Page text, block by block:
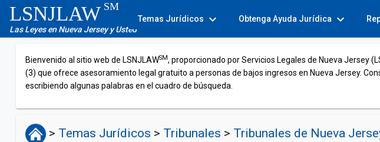
LSNJLAW SM
Las Leyes en Nueva Jersey y Usted
Temas Jurídicos expand_more Obtenga Ayuda Jurídica expand_more
Bienvenido al sitio web de LSNJLAWSM, proporcionado por Servicios Legales de Nueva Jersey
(3) que ofrece asesoramiento legal gratuito a personas de bajos ingresos en Nueva Jersey.
escribiendo algunas palabras en el cuadro de búsqueda.
> Temas Jurídicos > Tribunales > Tribunales de Nueva